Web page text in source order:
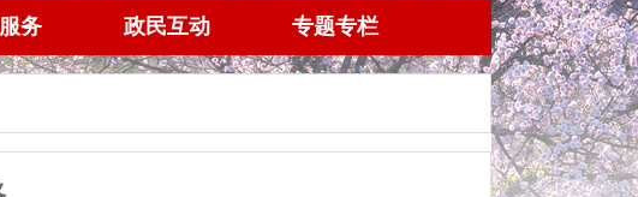
务 政民互动 专题专栏